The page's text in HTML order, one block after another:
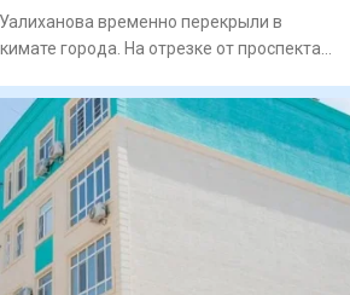
временно перекрыли в
города. На отрезке от проспекта